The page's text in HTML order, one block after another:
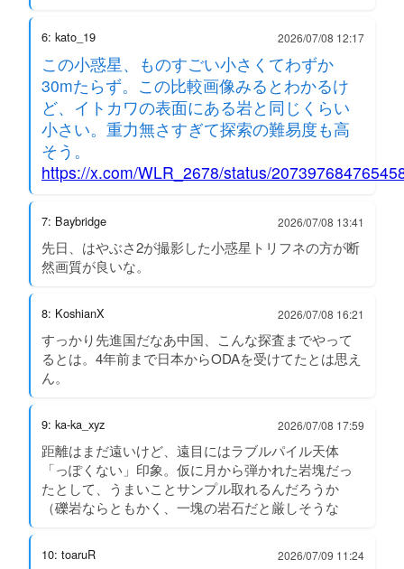
6: kato_19 2026/07/08 12:17
この小惑星、ものすごい小さくてわずか
30mたらず。この比較画像みるとわかるけ
ど、イトカワの表面にある岩と同じくらい
小さい。重力無さすぎて探索の難易度も高
そう。
https://x.com/WLR_2678/status/
7: Baybridge 2026/07/08 13:41
先日、はやぶさ2が撮影した小惑星トリフネの方が断
然画質が良いな。
8: KoshianX 2026/07/08 16:21
すっかり先進国だなあ中国、こんな探査までやって
るとは。4年前まで日本からODAを受けてたとは思え
ん。
9: ka-ka_xyz 2026/07/08 17:59
距離はまだ遠いけど、遠目にはラブルパイル天体
「っぽくない」印象。仮に月から弾かれた岩塊だっ
たとして、うまいことサンプル取れるんだろうか
（礫岩ならともかく、一塊の岩石だと厳しそうな
10: toaruR 2026/07/09 11:24